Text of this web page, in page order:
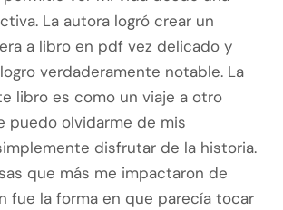
La autora logró crear un
a libro en pdf vez delicado y
verdaderamente notable. La
libro es como un viaje a otro
puedo olvidarme de mis
disfrutar de la historia.
que más me impactaron de
fue la forma en que parecía tocar